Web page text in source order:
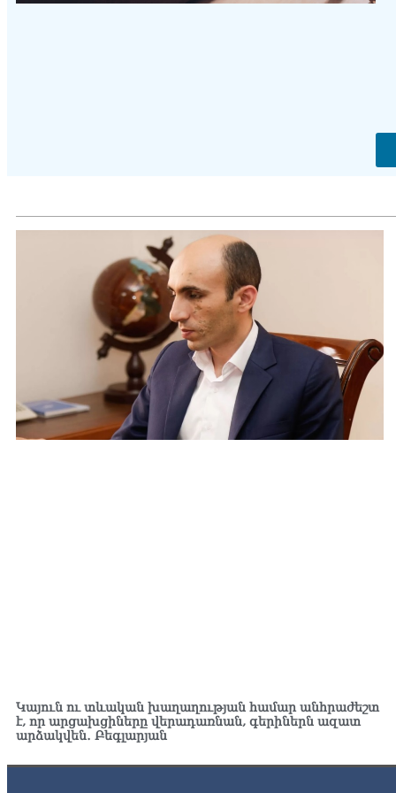
Կայուն ու տևական խաղաղության համար անհրաժեշտ
է, որ արցախցիները վերադառնան, գերիներն ազատ
արձակվեն․ Բեգլարյան